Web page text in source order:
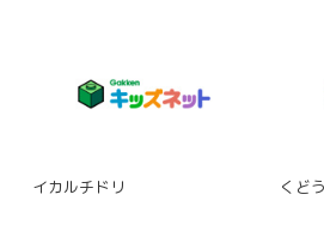
イカルチドリ くど